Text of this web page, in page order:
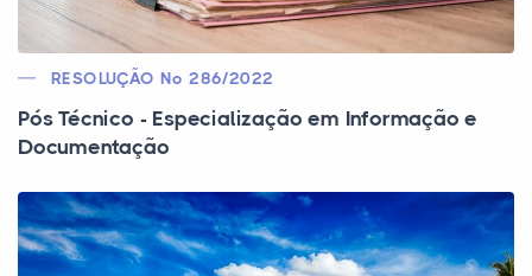
RESOLUÇÃO Nº 286/2022
Pós Técnico - Especialização em Informação e
Documentação